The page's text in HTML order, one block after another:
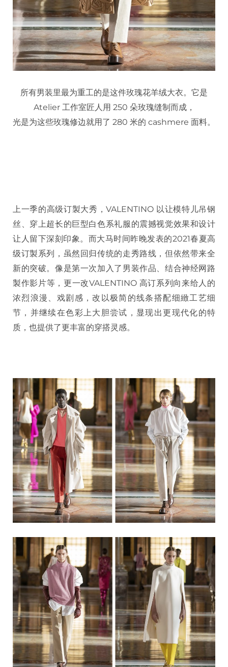
所有男装里最为重工的是这件玫瑰花羊绒大衣。它是
Atelier 工作室匠人用 250 朵玫瑰缝制而成，
光是为这些玫瑰修边就用了 280 米的 cashmere 面料。
上一季的高级订製大秀，VALENTINO 以让模特儿吊钢
丝、穿上超长的巨型白色系礼服的震撼视觉效果和设计
让人留下深刻印象。而大马时间昨晚发表的2021春夏高
级订製系列，虽然回归传统的走秀路线，但依然带来全
新的突破。像是第一次加入了男装作品、结合神经网路
製作影片等，更一改VALENTINO 高订系列向来给人的
浓烈浪漫、戏剧感，改以极简的线条搭配细緻工艺细
节，并继续在色彩上大胆尝试，显现出更现代化的特
质，也提供了更丰富的穿搭灵感。